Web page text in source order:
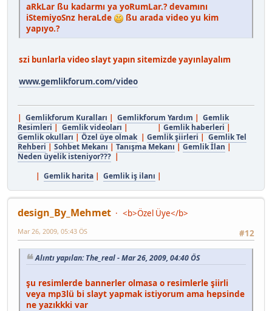
aRkLar ßu kadarmı ya yoRumLar.? devamını
iStemiyoSnz heraLde
ßu arada video yu kim
yapıyo.?
szi bunlarla video slayt yapın sitemizde yayınlayalım
www.gemlikforum.com/video
| Gemlikforum Kuralları | Gemlikforum Yardım | Gemlik
Resimleri | Gemlik videoları | | Gemlik haberleri |
Gemlik okulları | Özel üye olmak| Gemlik şiirleri | Gemlik Tel
Rehberi | Sohbet Mekanı | Tanışma Mekanı | Gemlik İlan |
Neden üyelik isteniyor??? |
| Gemlik harita | Gemlik iş ilanı |
design_By_Mehmet
<b>Özel Üye</b>
#12
Mar 26, 2009, 05:43 ÖS
Alıntı yapılan: The_real - Mar 26, 2009, 04:40 ÖS
şu resimlerde bannerler olmasa o resimlerle şiirli
veya mp3lü bi slayt yapmak istiyorum ama hepsinde
ne yazıkkki var